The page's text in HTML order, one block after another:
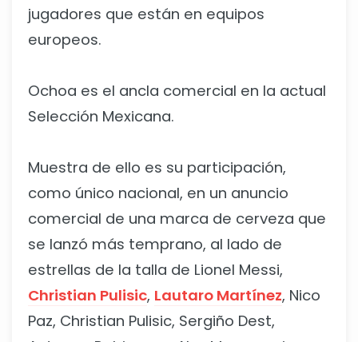
jugadores que están en equipos
europeos.
Ochoa es el ancla comercial en la actual
Selección Mexicana.
Muestra de ello es su participación,
como único nacional, en un anuncio
comercial de una marca de cerveza que
se lanzó más temprano, al lado de
estrellas de la talla de Lionel Messi,
Christian Pulisic, Lautaro Martínez, Nico
Paz, Christian Pulisic, Sergiño Dest,